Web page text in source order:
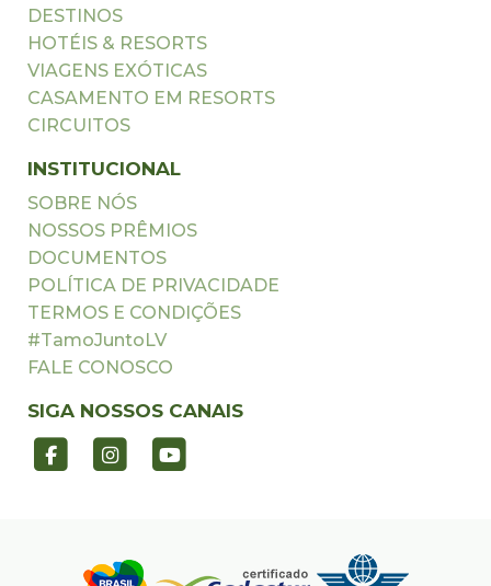
DESTINOS
HOTÉIS & RESORTS
VIAGENS EXÓTICAS
CASAMENTO EM RESORTS
CIRCUITOS
INSTITUCIONAL
SOBRE NÓS
NOSSOS PRÊMIOS
DOCUMENTOS
POLÍTICA DE PRIVACIDADE
TERMOS E CONDIÇÕES
#TamoJuntoLV
FALE CONOSCO
SIGA NOSSOS CANAIS